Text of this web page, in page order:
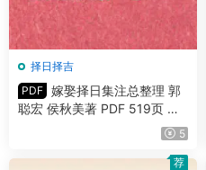
择日择吉
PDF 嫁娶择日集注总整理 郭
聪宏 侯秋美著 PDF 519页 百
5
荐